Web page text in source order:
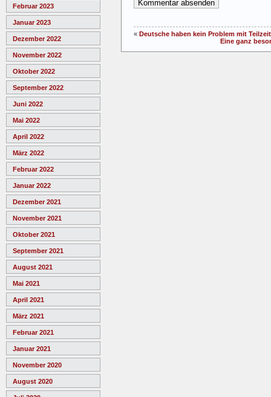
Februar 2023
Januar 2023
Dezember 2022
November 2022
Oktober 2022
September 2022
Juni 2022
Mai 2022
April 2022
März 2022
Februar 2022
Januar 2022
Dezember 2021
November 2021
Oktober 2021
September 2021
August 2021
Mai 2021
April 2021
März 2021
Februar 2021
Januar 2021
November 2020
August 2020
« Deutsche haben kein Problem mit
Eine ganz